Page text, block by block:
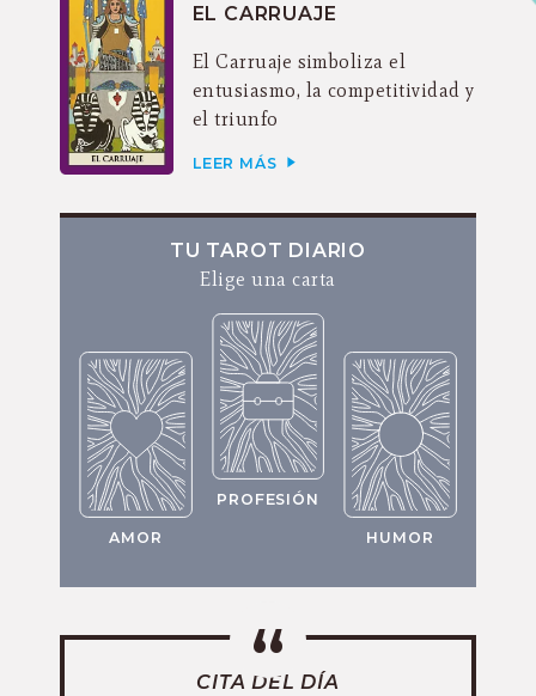
EL CARRUAJE
El Carruaje simboliza el
entusiasmo, la competitividad y
el triunfo
LEER MÁS
TU TAROT DIARIO
Elige una carta
AMOR
PROFESIÓN
HUMOR
CITA DEL DÍA